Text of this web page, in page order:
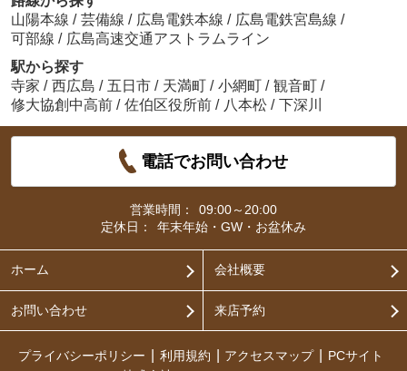
山陽本線 / 芸備線 / 広島電鉄本線 / 広島電鉄宮島線 /
可部線 / 広島高速交通アストラムライン
駅から探す
寺家 / 西広島 / 五日市 / 天満町 / 小網町 / 観音町 /
修大協創中高前 / 佐伯区役所前 / 八本松 / 下深川
電話でお問い合わせ
営業時間：
09:00～20:00
定休日：
年末年始・GW・お盆休み
ホーム 会社概要
お問い合わせ 来店予約
プライバシーポリシー 利用規約 アクセスマップ
PCサイト